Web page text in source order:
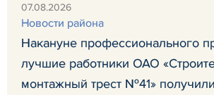
07.08.2026
Новости района
Накануне профессионального
лучшие работники ОАО
монтажный трест №41» получили